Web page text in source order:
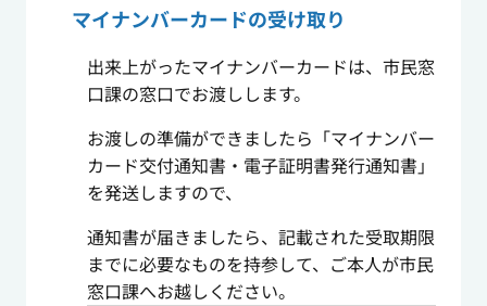
マイナンバーカードの受け取り
出来上がったマイナンバーカードは、市民窓
口課の窓口でお渡しします。
お渡しの準備ができましたら「マイナンバー
カード交付通知書・電子証明書発行通知書」
を発送しますので、
通知書が届きましたら、記載された受取期限
までに必要なものを持参して、ご本人が市民
窓口課へお越しください。